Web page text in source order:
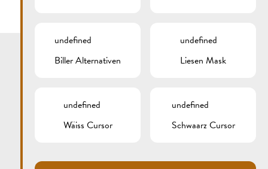
undefined
Biller Alternativen
undefined
Liesen Mask
undefined
Wäiss Cursor
undefined
Schwaarz Cursor